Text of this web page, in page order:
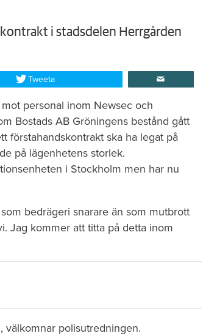
i stadsdelen Herrgården
Tweeta
personal inom Newsec och
Bostads AB Gröningens bestånd gått
förstahandskontrakt ska ha legat på
på lägenhetens storlek.
i Stockholm men har nu
bedrägeri snarare än som mutbrott
Jag kommer att titta på detta inom
välkomnar polisutredningen.